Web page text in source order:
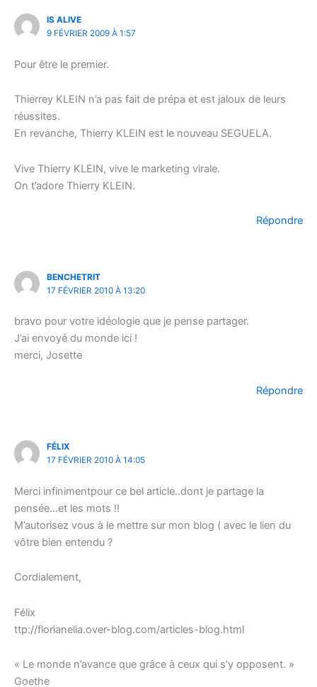
IS ALIVE
9 FÉVRIER 2009 À 1:57
Pour être le premier.
Thierrey KLEIN n’a pas fait de prépa et est jaloux de leurs
réussites.
En revanche, Thierry KLEIN est le nouveau SEGUELA.
Vive Thierry KLEIN, vive le marketing virale.
On t’adore Thierry KLEIN.
Répondre
BENCHETRIT
17 FÉVRIER 2010 À 13:20
bravo pour votre idéologie que je pense partager.
J’ai envoyé du monde ici !
merci, Josette
Répondre
FÉLIX
17 FÉVRIER 2010 À 14:05
Merci infinimentpour ce bel article..dont je partage la
pensée…et les mots !!
M’autorisez vous à le mettre sur mon blog ( avec le lien du
vôtre bien entendu ?
Cordialement,
Félix
ttp://florianelia.over-blog.com/articles-blog.html
« Le monde n’avance que grâce à ceux qui s’y opposent. »
Goethe